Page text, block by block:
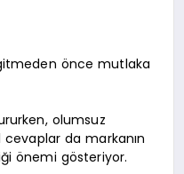
önce mutlaka
olumsuz
da markanın
önemi gösteriyor.